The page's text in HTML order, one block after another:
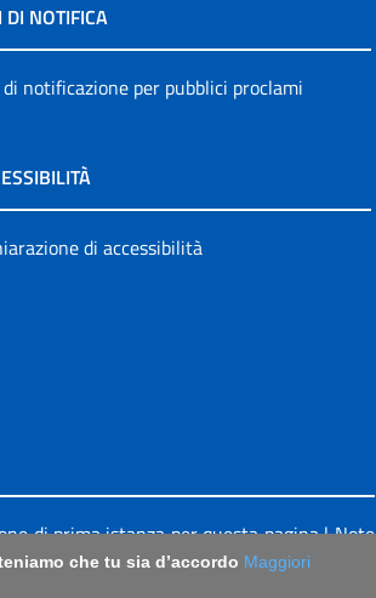
DI NOTIFICA
notificazione per pubblici proclami
di accessibilità
di prima istanza per questa pagina|Note
che tu sia d’accordo Maggiori